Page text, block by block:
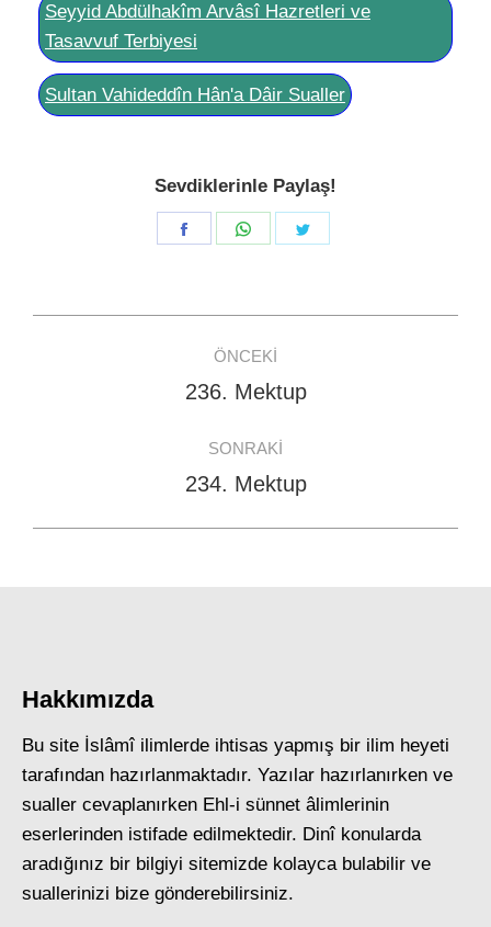
Seyyid Abdülhakîm Arvâsî Hazretleri ve
Tasavvuf Terbiyesi
Sultan Vahideddîn Hân'a Dâir Sualler
Sevdiklerinle Paylaş!
Share
Share
navigation
ÖNCEKI
Previous
236. Mektup
SONRAKI
Next
234. Mektup
Hakkımızda
Bu site İslâmî ilimlerde ihtisas yapmış bir ilim heyeti
tarafından hazırlanmaktadır. Yazılar hazırlanırken ve
sualler cevaplanırken Ehl-i sünnet âlimlerinin
eserlerinden istifade edilmektedir. Dinî konularda
aradığınız bir bilgiyi sitemizde kolayca bulabilir ve
suallerinizi bize gönderebilirsiniz.